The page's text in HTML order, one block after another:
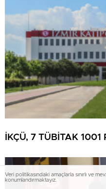
İKÇÜ, 7 TÜBİTAK 1001
Veri politikasındaki amaçlarla sınırlı ve
konumlandırmaktayız.